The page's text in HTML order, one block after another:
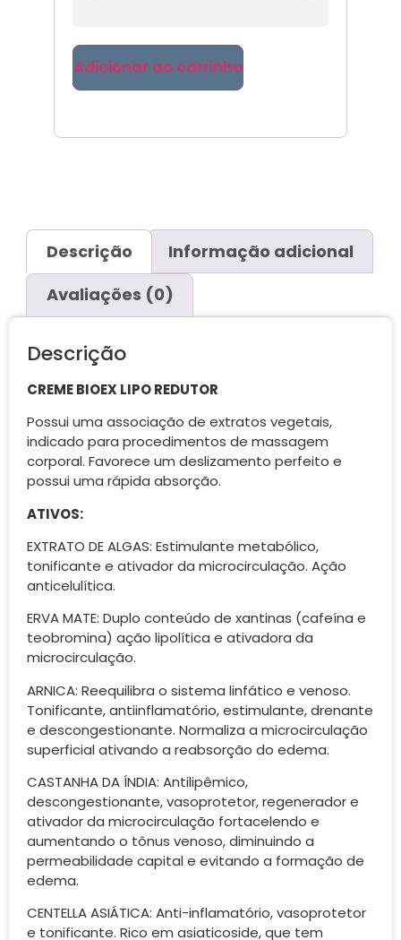
Adicionar ao carrinho
Descrição
Informação adicional
Avaliações (0)
Descrição
CREME BIOEX LIPO REDUTOR
Possui uma associação de extratos vegetais,
indicado para procedimentos de massagem
corporal. Favorece um deslizamento perfeito e
possui uma rápida absorção.
ATIVOS:
EXTRATO DE ALGAS: Estimulante metabólico,
tonificante e ativador da microcirculação. Ação
anticelulítica.
ERVA MATE: Duplo conteúdo de xantinas (cafeína e
teobromina) ação lipolítica e ativadora da
microcirculação.
ARNICA: Reequilibra o sistema linfático e venoso.
Tonificante, antiinflamatório, estimulante, drenante
e descongestionante. Normaliza a microcirculação
superficial ativando a reabsorção do edema.
CASTANHA DA ÍNDIA: Antilipêmico,
descongestionante, vasoprotetor, regenerador e
ativador da microcirculação fortacelendo e
aumentando o tônus venoso, diminuindo a
permeabilidade capital e evitando a formação de
edema.
CENTELLA ASIÁTICA: Anti-inflamatório, vasoprotetor
e tonificante. Rico em asiaticoside, que tem